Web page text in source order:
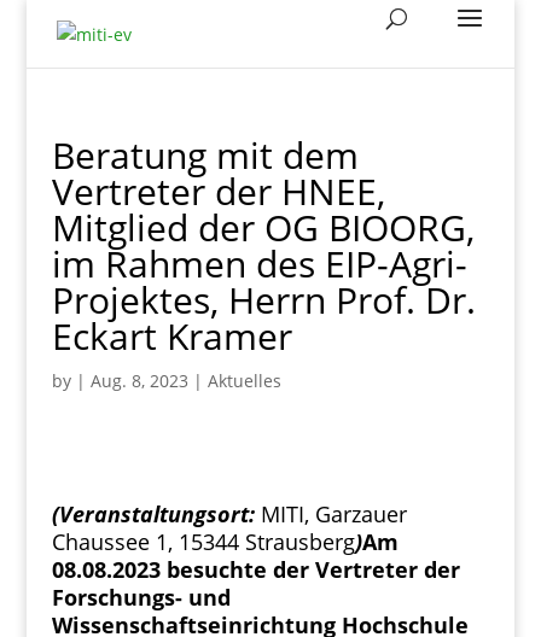
Beratung mit dem
Vertreter der HNEE,
Mitglied der OG BIOORG,
im Rahmen des EIP-Agri-
Projektes, Herrn Prof. Dr.
Eckart Kramer
by | Aug. 8, 2023 | Aktuelles
(Veranstaltungsort: MITI, Garzauer
Chaussee 1, 15344 Strausberg)Am
08.08.2023 besuchte der Vertreter der
Forschungs- und
Wissenschaftseinrichtung Hochschule